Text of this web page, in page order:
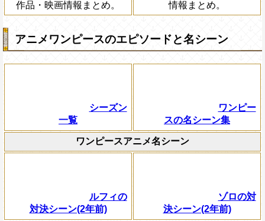
作品・映画情報まとめ。
情報まとめ。
アニメワンピースのエピソードと名シーン
シーズン
一覧
ワンピー
スの名シーン集
ワンピースアニメ名シーン
ルフィの
対決シーン(2年前)
ゾロの対
決シーン(2年前)